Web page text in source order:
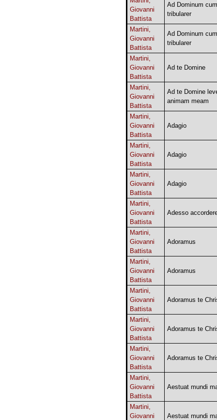
Giovanni
Battista
Ad Dominum cum
tribularer
Martini,
Giovanni
Battista
Ad Dominum cum
tribularer
Martini,
Giovanni
Battista
Ad te Domine
Martini,
Giovanni
Battista
Ad te Domine
animam meam
Martini,
Giovanni
Battista
Adagio
Martini,
Giovanni
Battista
Adagio
Martini,
Giovanni
Battista
Adagio
Martini,
Giovanni
Battista
Adesso
Martini,
Giovanni
Battista
Adoramus
Martini,
Giovanni
Battista
Adoramus
Martini,
Giovanni
Battista
Adoramus te
Martini,
Giovanni
Battista
Adoramus te
Martini,
Giovanni
Battista
Adoramus te
Martini,
Giovanni
Battista
Aestuat mundi
Martini,
Giovanni
Aestuat mundi